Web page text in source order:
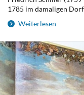
1785 im damaligen
Weiterlesen